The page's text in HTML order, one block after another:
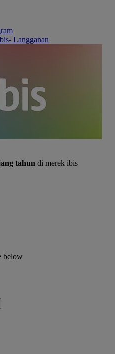
Langganan
tahun di merek ibis
below